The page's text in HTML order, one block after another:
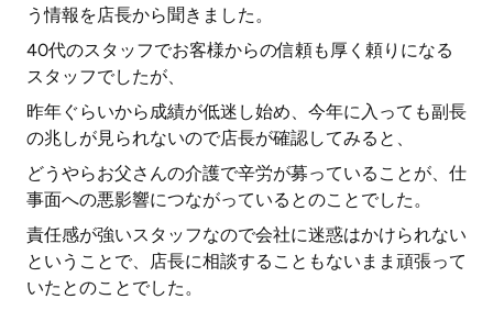
う情報を店長から聞きました。
40代のスタッフでお客様からの信頼も厚く頼りになる
スタッフでしたが、
昨年ぐらいから成績が低迷し始め、今年に入っても副長
の兆しが見られないので店長が確認してみると、
どうやらお父さんの介護で辛労が募っていることが、仕
事面への悪影響につながっているとのことでした。
責任感が強いスタッフなので会社に迷惑はかけられない
ということで、店長に相談することもないまま頑張って
いたとのことでした。